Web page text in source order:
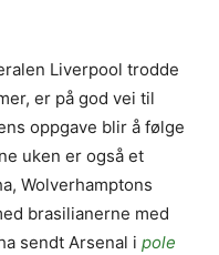
Liverpool trodde
er på god vei til
oppgave blir å følge
uken er også et
Wolverhamptons
brasilianerne med
sendt Arsenal i pole